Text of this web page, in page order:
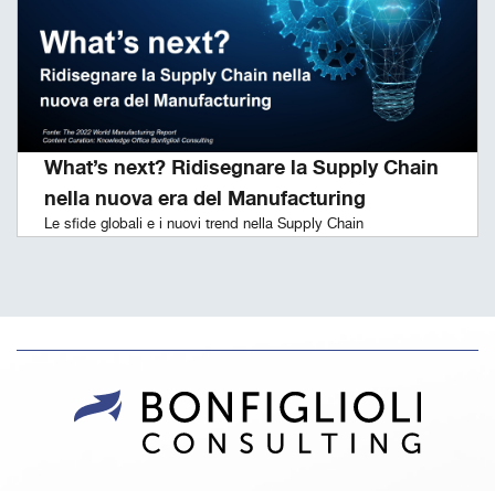
What’s next? Ridisegnare la Supply Chain
nella nuova era del Manufacturing
Le sfide globali e i nuovi trend nella Supply Chain